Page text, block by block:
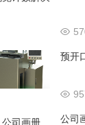
预开
公司